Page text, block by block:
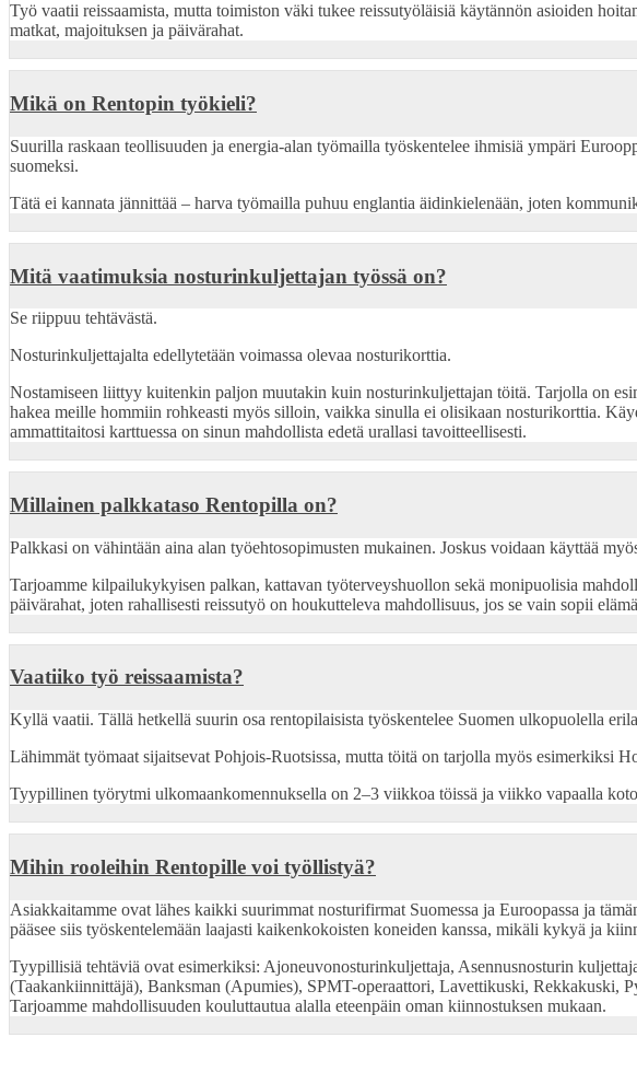
Työ vaatii reissaamista, mutta toimiston väki tukee reissutyöläisiä käytännön asioiden
matkat, majoituksen ja päivärahat.
Mikä on Rentopin työkieli?
Suurilla raskaan teollisuuden ja energia-alan työmailla työskentelee ihmisiä ympäri
suomeksi.
Tätä ei kannata jännittää – harva työmailla puhuu englantia äidinkielenään, joten
Mitä vaatimuksia nosturinkuljettajan työssä on?
Se riippuu tehtävästä.
Nosturinkuljettajalta edellytetään voimassa olevaa nosturikorttia.
Nostamiseen liittyy kuitenkin paljon muutakin kuin nosturinkuljettajan töitä. Tarjolla on
hakea meille hommiin rohkeasti myös silloin, vaikka sinulla ei olisikaan nosturikorttia.
ammattitaitosi karttuessa on sinun mahdollista edetä urallasi tavoitteellisesti.
Millainen palkkataso Rentopilla on?
Palkkasi on vähintään aina alan työehtosopimusten mukainen. Joskus voidaan käyttää
Tarjoamme kilpailukykyisen palkan, kattavan työterveyshuollon sekä monipuolisia
päivärahat, joten rahallisesti reissutyö on houkutteleva mahdollisuus, jos se vain sopii
Vaatiiko työ reissaamista?
Kyllä vaatii. Tällä hetkellä suurin osa rentopilaisista työskentelee Suomen ulkopuolella
Lähimmät työmaat sijaitsevat Pohjois-Ruotsissa, mutta töitä on tarjolla myös esimerkiksi
Tyypillinen työrytmi ulkomaankomennuksella on 2–3 viikkoa töissä ja viikko vapaalla
Mihin rooleihin Rentopille voi työllistyä?
Asiakkaitamme ovat lähes kaikki suurimmat nosturifirmat Suomessa ja Euroopassa ja
pääsee siis työskentelemään laajasti kaikenkokoisten koneiden kanssa, mikäli kykyä ja
Tyypillisiä tehtäviä ovat esimerkiksi: Ajoneuvonosturinkuljettaja, Asennusnosturin
(Taakankiinnittäjä), Banksman (Apumies), SPMT-operaattori, Lavettikuski,
Tarjoamme mahdollisuuden kouluttautua alalla eteenpäin oman kiinnostuksen mukaan.